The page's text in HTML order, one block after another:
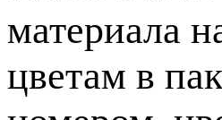
материала
цветам в